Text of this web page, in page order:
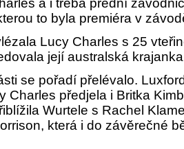
a i třeba přední
to byla premiéra v
Lucy Charles s 25
její australská
se pořadí přelévalo.
Charles předjela i Britka
Wurtele s Rachel
která i do závěrečné